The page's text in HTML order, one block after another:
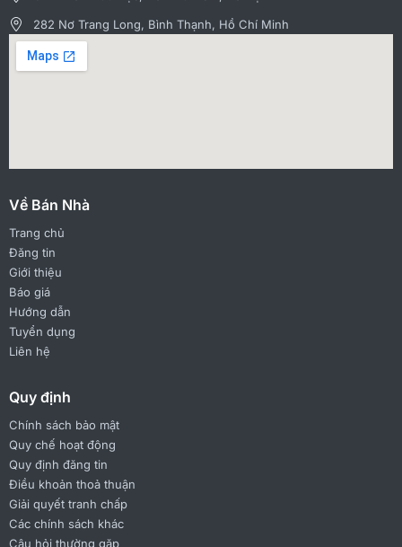
282 Nơ Trang Long, Bình Thạnh, Hồ Chí Minh
Về Bán Nhà
Trang chủ
Đăng tin
Giới thiệu
Báo giá
Hướng dẫn
Tuyển dụng
Liên hệ
Quy định
Chính sách bảo mật
Quy chế hoạt động
Quy định đăng tin
Điều khoản thoả thuận
Giải quyết tranh chấp
Các chính sách khác
Câu hỏi thường gặp